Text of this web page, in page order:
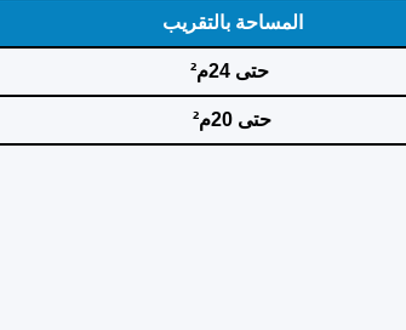
المساحة بالتقريب
حتى 24 م²
حتى 20م²